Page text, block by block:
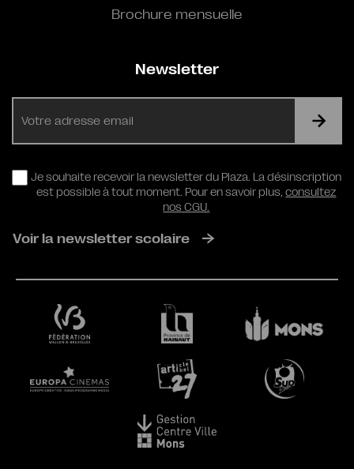
Brochure mensuelle
Newsletter
RGPD
Je souhaite recevoir la newsletter du Plaza. La désinscription
est possible à tout moment. Pour en savoir plus,consultez
nos CGU.
Voir la newsletter scolaire